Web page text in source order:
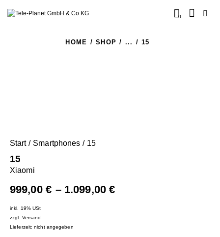
0
HOME SHOP ... 15
Start Smartphones 15
15
Xiaomi
999,00 € – 1.099,00 €
inkl. 19% USt
zzgl. Versand
Lieferzeit: nicht angegeben